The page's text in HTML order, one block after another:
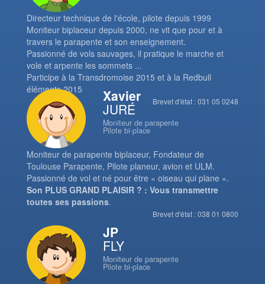
Directeur technique de l'école, pilote depuis 1999
Moniteur biplaceur depuis 2000, ne vit que pour et à
travers le parapente et son enseignement.
Passionné de vols sauvages, il pratique le marche et
vole et arpente les sommets ...
Participe à la Transdromoise 2015 et à la Redbull
éléments 2015
Brevet d'état : 031 05 0248
Xavier
JURÉ
Moniteur de parapente
Pilote bi-place
Moniteur de parapente biplaceur, Fondateur de
Toulouse Parapente, Pilote planeur, avion et ULM.
Passionné de vol et né pour être « oiseau qui plane ».
Son PLUS GRAND PLAISIR ? : Vous transmettre
toutes ses passions.
Brevet d'état : 038 01 0800
JP
FLY
Moniteur de parapente
Pilote bi-place